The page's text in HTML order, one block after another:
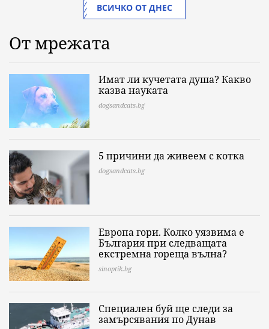
ВСИЧКО ОТ ДНЕС
От мрежата
Имат ли кучетата душа? Какво
казва науката
dogsandcats.bg
5 причини да живеем с котка
dogsandcats.bg
Европа гори. Колко уязвима е
България при следващата
екстремна гореща вълна?
sinoptik.bg
Специален буй ще следи за
замърсявания по Дунав